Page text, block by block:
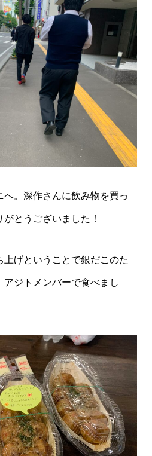
。深作さんに飲み物を買っ
とうございました！
げということで銀だこのた
アジトメンバーで食べまし